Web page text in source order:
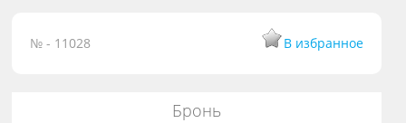
№ - 11028 В избранное
Бронь